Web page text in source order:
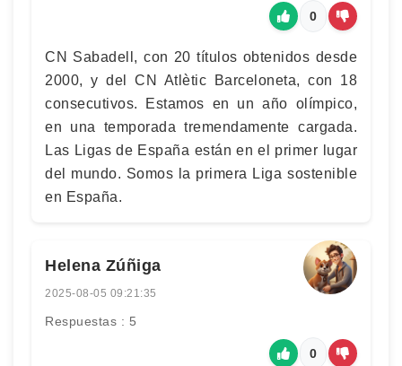
0
CN Sabadell, con 20 títulos obtenidos desde
2000, y del CN Atlètic Barceloneta, con 18
consecutivos. Estamos en un año olímpico,
en una temporada tremendamente cargada.
Las Ligas de España están en el primer lugar
del mundo. Somos la primera Liga sostenible
en España.
Helena Zúñiga
2025-08-05 09:21:35
Respuestas : 5
0